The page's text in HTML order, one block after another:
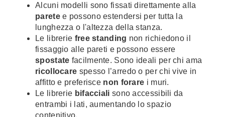
Alcuni modelli sono fissati direttamente alla
paretee possono estendersi per tutta la
lunghezza o l'altezza della stanza.
Le librerie free standing non richiedono il
fissaggio alle pareti e possono essere
spostate facilmente. Sono ideali per chi ama
ricollocare spesso l’arredo o per chi vive in
affitto e preferisce non forare i muri.
Le librerie bifacciali sono accessibili da
entrambi i lati, aumentando lo spazio
contenitivo.